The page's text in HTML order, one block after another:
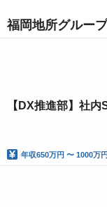
福岡地所グルー
【DX推進部】社内
年収650万円 〜 1000万円